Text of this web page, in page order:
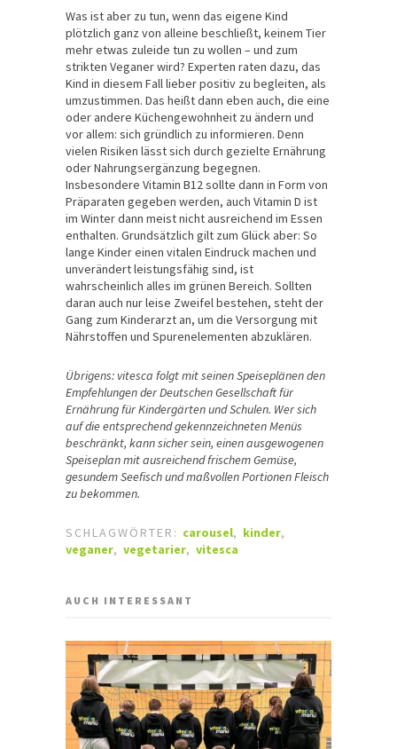
Was ist aber zu tun, wenn das eigene Kind
plötzlich ganz von alleine beschließt, keinem Tier
mehr etwas zuleide tun zu wollen – und zum
strikten Veganer wird? Experten raten dazu, das
Kind in diesem Fall lieber positiv zu begleiten, als
umzustimmen. Das heißt dann eben auch, die eine
oder andere Küchengewohnheit zu ändern und
vor allem: sich gründlich zu informieren. Denn
vielen Risiken lässt sich durch gezielte Ernährung
oder Nahrungsergänzung begegnen.
Insbesondere Vitamin B12 sollte dann in Form von
Präparaten gegeben werden, auch Vitamin D ist
im Winter dann meist nicht ausreichend im Essen
enthalten. Grundsätzlich gilt zum Glück aber: So
lange Kinder einen vitalen Eindruck machen und
unverändert leistungsfähig sind, ist
wahrscheinlich alles im grünen Bereich. Sollten
daran auch nur leise Zweifel bestehen, steht der
Gang zum Kinderarzt an, um die Versorgung mit
Nährstoffen und Spurenelementen abzuklären.
Übrigens: vitesca folgt mit seinen Speiseplänen den
Empfehlungen der Deutschen Gesellschaft für
Ernährung für Kindergärten und Schulen. Wer sich
auf die entsprechend gekennzeichneten Menüs
beschränkt, kann sicher sein, einen ausgewogenen
Speiseplan mit ausreichend frischem Gemüse,
gesundem Seefisch und maßvollen Portionen Fleisch
zu bekommen.
SCHLAGWÖRTER: carousel, kinder,
veganer, vegetarier, vitesca
AUCH INTERESSANT